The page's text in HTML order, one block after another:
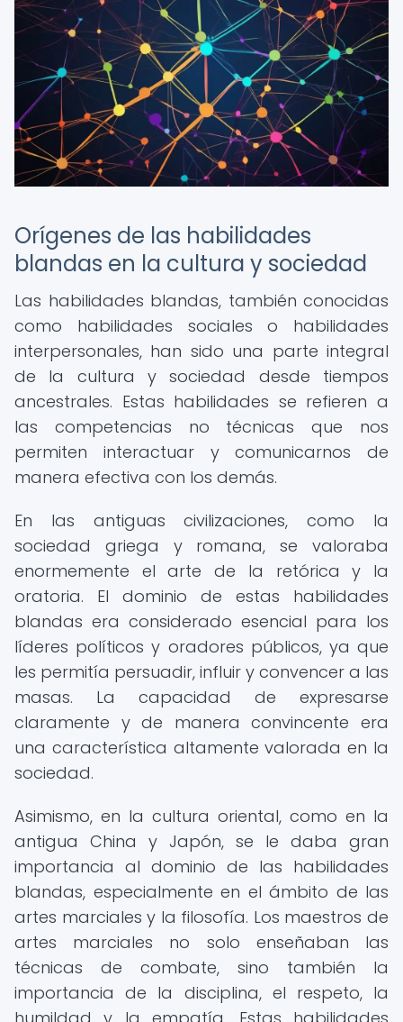
Orígenes de las habilidades
blandas en la cultura y sociedad
Las habilidades blandas, también conocidas
como habilidades sociales o habilidades
interpersonales, han sido una parte integral
de la cultura y sociedad desde tiempos
ancestrales. Estas habilidades se refieren a
las competencias no técnicas que nos
permiten interactuar y comunicarnos de
manera efectiva con los demás.
En las antiguas civilizaciones, como la
sociedad griega y romana, se valoraba
enormemente el arte de la retórica y la
oratoria. El dominio de estas habilidades
blandas era considerado esencial para los
líderes políticos y oradores públicos, ya que
les permitía persuadir, influir y convencer a las
masas. La capacidad de expresarse
claramente y de manera convincente era
una característica altamente valorada en la
sociedad.
Asimismo, en la cultura oriental, como en la
antigua China y Japón, se le daba gran
importancia al dominio de las habilidades
blandas, especialmente en el ámbito de las
artes marciales y la filosofía. Los maestros de
artes marciales no solo enseñaban las
técnicas de combate, sino también la
importancia de la disciplina, el respeto, la